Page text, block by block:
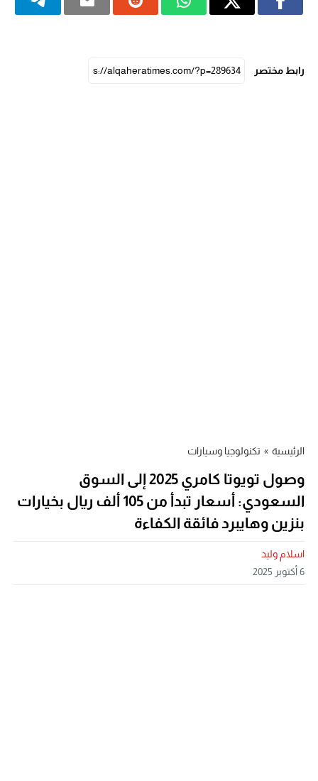
رابط مختصر
الرئيسية » تكنولوجيا وسيارات
وصول تويوتا كامري 2025 إلى السوق
السعودي: أسعار تبدأ من 105 ألف ريال بخيارات
بنزين وهايبرد فائقة الكفاءة
اسلام وليد
6 أكتوبر 2025